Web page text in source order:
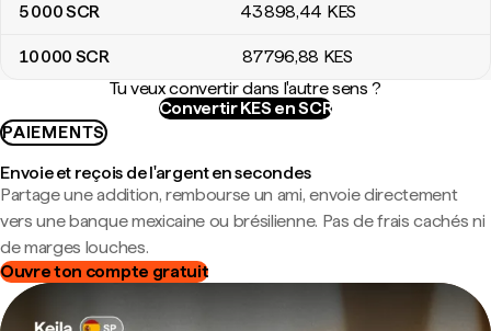
5 000SCR 43 898,44 KES
10 000 SCR 87 796,88 KES
Tu veux convertir dans l'autre sens ?
Convertir KES en SCR
PAIEMENTS
Envoie et reçois de l'argent en secondes
Partage une addition, rembourse un ami, envoie directement
vers une banque mexicaine ou brésilienne. Pas de frais cachés ni
de marges louches.
Ouvre ton compte gratuit